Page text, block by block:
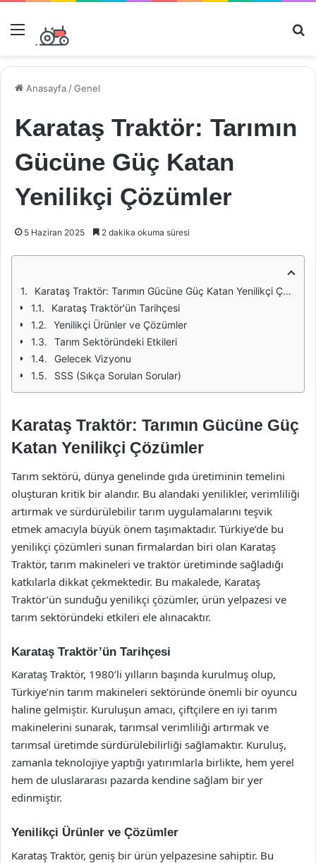
Menü
Anasayfa /Genel
Karataş Traktör: Tarımın
Gücüne Güç Katan
Yenilikçi Çözümler
5 Haziran 2025 2 dakika okuma süresi
Karataş Traktör: Tarımın Gücüne Güç Katan Yenilikçi Çözümler
Karataş Traktör'ün Tarihçesi
Yenilikçi Ürünler ve Çözümler
Tarım Sektöründeki Etkileri
Gelecek Vizyonu
SSS (Sıkça Sorulan Sorular)
Karataş Traktör: Tarımın Gücüne Güç
Katan Yenilikçi Çözümler
Tarım sektörü, dünya genelinde gıda üretiminin temelini
oluşturan kritik bir alandır. Bu alandaki yenilikler, verimliliği
artırmak ve sürdürülebilir tarım uygulamalarını teşvik
etmek amacıyla büyük önem taşımaktadır. Türkiye’de bu
yenilikçi çözümleri sunan firmalardan biri olan Karataş
Traktör, tarım makineleri ve traktör üretiminde sağladığı
katkılarla dikkat çekmektedir. Bu makalede, Karataş
Traktör’ün sunduğu yenilikçi çözümler, ürün yelpazesi ve
tarım sektöründeki etkileri ele alınacaktır.
Karataş Traktör’ün Tarihçesi
Karataş Traktör, 1980’li yılların başında kurulmuş olup,
Türkiye’nin tarım makineleri sektöründe önemli bir oyuncu
haline gelmiştir. Kuruluşun amacı, çiftçilere en iyi tarım
makinelerini sunarak, tarımsal verimliliği artırmak ve
tarımsal üretimde sürdürülebilirliği sağlamaktır. Kuruluş,
zamanla teknolojiye yaptığı yatırımlarla birlikte, hem yerel
hem de uluslararası pazarda kendine sağlam bir yer
edinmiştir.
Yenilikçi Ürünler ve Çözümler
Karataş Traktör, geniş bir ürün yelpazesine sahiptir. Bu